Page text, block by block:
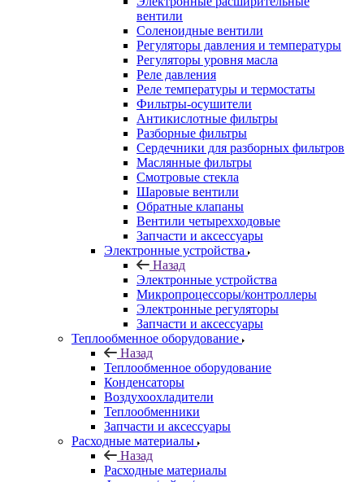
вентили
Соленоидные вентили
Регуляторы давления и температуры
Регуляторы уровня масла
Реле давления
Реле температуры и термостаты
Фильтры-осушители
Антикислотные фильтры
Разборные фильтры
Сердечники для разборных фильтров
Маслянные фильтры
Смотровые стекла
Шаровые вентили
Обратные клапаны
Вентили четырехходовые
Запчасти и аксессуары
Электронные устройства
Назад
Электронные устройства
Микропроцессоры/контроллеры
Электронные регуляторы
Запчасти и аксессуары
Теплообменное оборудование
Назад
Теплообменное оборудование
Конденсаторы
Воздухоохладители
Теплообменники
Запчасти и аксессуары
Расходные материалы
Назад
Расходные материалы